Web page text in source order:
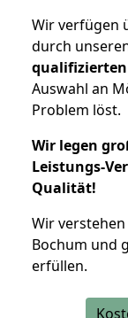
Wir verfügen
durch
Auswahl an
Problem löst.
Wir legen
Leistungs-
Qualität!
Wir
Bochum und
erfüllen.